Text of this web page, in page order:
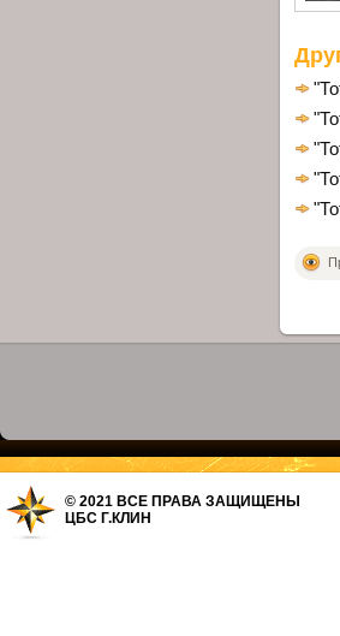
© 2021 ВСЕ ПРАВА ЗАЩИЩЕНЫ
ЦБС Г.КЛИН